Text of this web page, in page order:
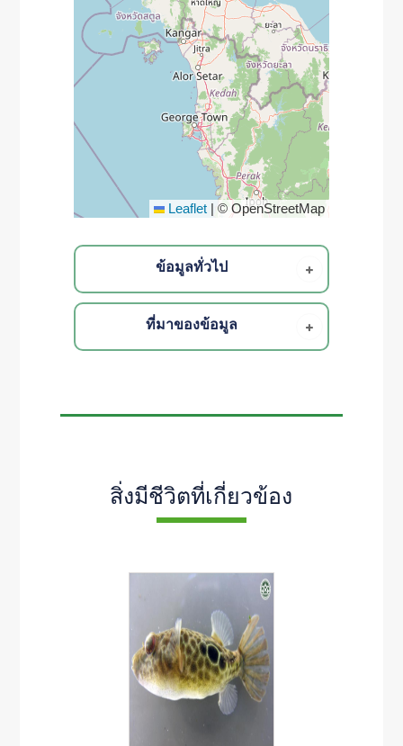
Leaflet © OpenStreetMap
ข้อมูลทั่วไป
ที่มาของข้อมูล
สิ่งมีชีวิตที่เกี่ยวข้อง